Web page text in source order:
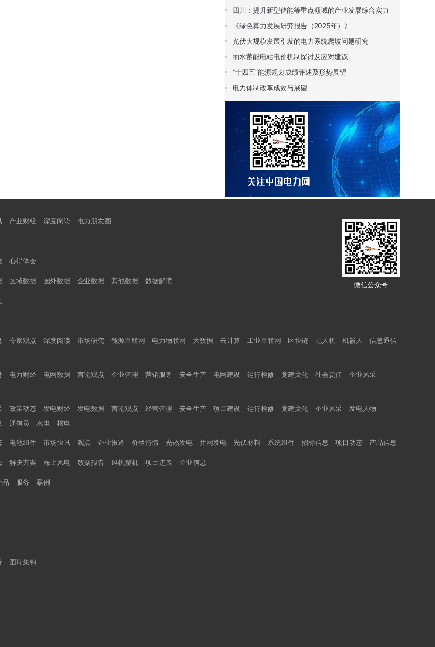
四川：提升新型储能等重点领域的产业发展综合实力
《绿色算力发展研究报告（2025年）》
光伏大规模发展引发的电力系统爬坡问题研究
抽水蓄能电站电价机制探讨及应对建议
“十四五”能源规划成绩评述及形势展望
电力体制改革成效与展望
微信公众号
产业财经 深度阅读 电力朋友圈
心得体会
区域数据 国外数据 企业数据 其他数据 数据解读
专家观点 深度阅读 市场研究 能源互联网 电力物联网 大数据 云计算 工业互联网 区块链 无人机 机器人
信息通信
电力财经 电网数据 言论观点 企业管理 营销服务 安全生产 电网建设 运行检修 党建文化 社会责任
企业风采
政策动态 发电财经 发电数据 言论观点 经营管理 安全生产 项目建设 运行检修 党建文化 企业风采
发电人物
通信员 水电 核电
电池组件 市场快讯 观点 企业报道 价格行情 光热发电 并网发电 光伏材料 系统组件 招标信息 项目动态 产品信息
解决方案 海上风电 数据报告 风机整机 项目进展 企业信息
品 服务 案例
图片集锦